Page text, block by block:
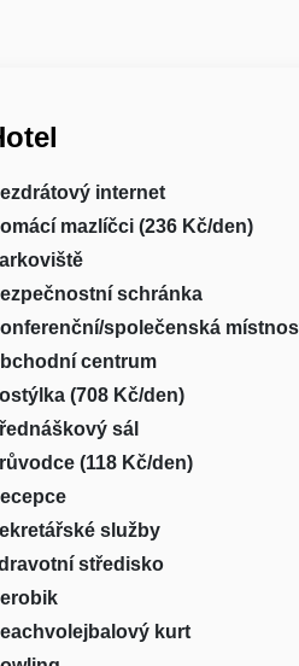
internet
mazlíčci (236 Kč/den)
schránka
společenská
centrum
(708 Kč/den)
sál
(118 Kč/den)
služby
středisko
kurt